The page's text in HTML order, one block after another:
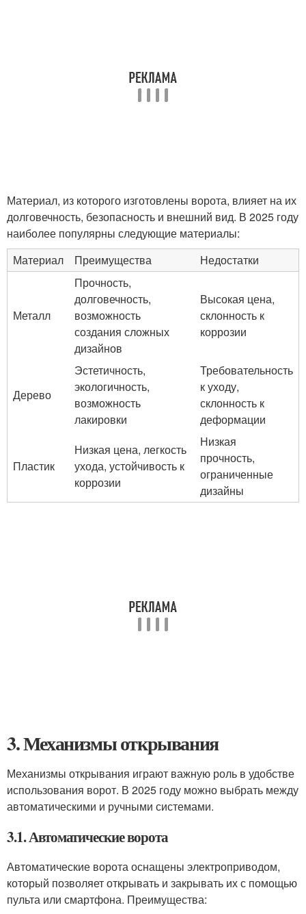
Материал, из которого изготовлены ворота, влияет на их
долговечность, безопасность и внешний вид. В 2025 году
наиболее популярны следующие материалы:
Материал
Преимущества Недостатки
Металл
Прочность,
долговечность,
возможность
создания сложных
дизайнов
Высокая цена,
склонность к
коррозии
Дерево
Эстетичность,
экологичность,
возможность
лакировки
Требовательность
к уходу,
склонность к
деформации
Пластик
Низкая цена, легкость
ухода, устойчивость к
коррозии
Низкая
прочность,
ограниченные
дизайны
3. Механизмы открывания
Механизмы открывания играют важную роль в удобстве
использования ворот. В 2025 году можно выбрать между
автоматическими и ручными системами.
3.1. Автоматические ворота
Автоматические ворота оснащены электроприводом,
который позволяет открывать и закрывать их с помощью
пульта или смартфона. Преимущества: